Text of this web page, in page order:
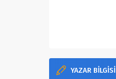
YAZAR BİLGİSİ